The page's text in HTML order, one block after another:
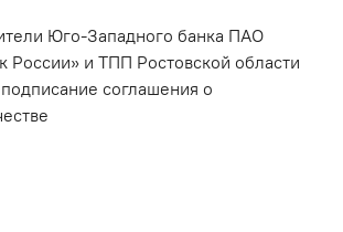
Юго-Западного банка ПАО
России» и ТПП Ростовской области
соглашения о